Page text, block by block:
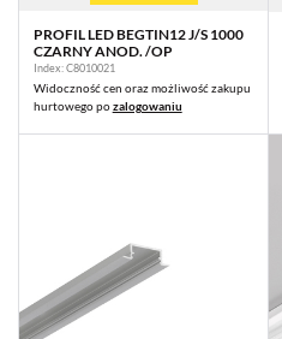
PROFIL LED BEGTIN12 J/S 1000
CZARNY ANOD. /OP
Index: C8010021
Widoczność cen oraz możliwość zakupu
hurtowego pozalogowaniu